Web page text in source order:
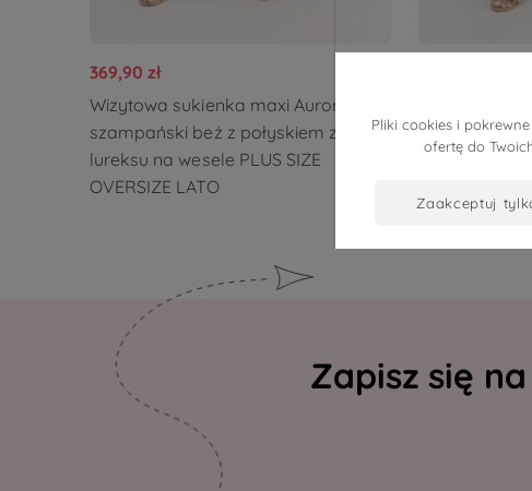
369,90 zł
Wizytowa sukienka maxi Aurora
szampański beż z połyskiem z
lureksu na wesele PLUS SIZE
OVERSIZE LATO
połyskiem
przyjęcia
Zapisz się
Pliki cookies i
ofertę do
zaakceptuj